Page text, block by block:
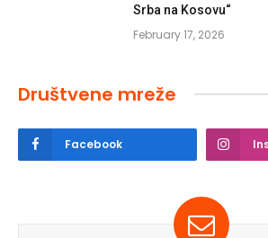
Srba na Kosovu“
February 17, 2026
Društvene mreže
Facebook